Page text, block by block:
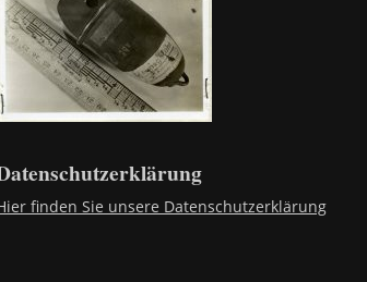
finden Sie unsere Datenschutzerklärung